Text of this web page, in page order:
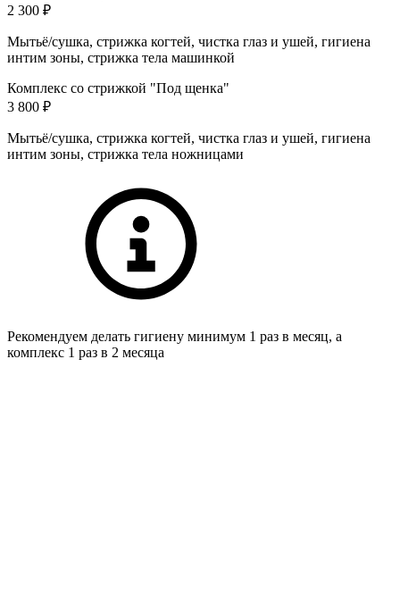
2 300 ₽
Мытьё/сушка, стрижка когтей, чистка глаз и ушей, гигиена
интим зоны, стрижка тела машинкой
Комплекс со стрижкой "Под щенка"
3 800 ₽
Мытьё/сушка, стрижка когтей, чистка глаз и ушей, гигиена
интим зоны, стрижка тела ножницами
Рекомендуем делать гигиену минимум 1 раз в месяц, а
комплекс 1 раз в 2 месяца